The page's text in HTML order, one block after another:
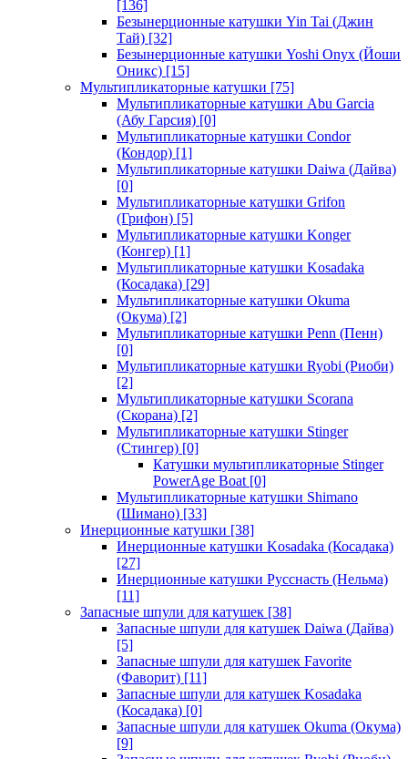
[136]
Безынерционные катушки Yin Tai (Джин
Тай) [32]
Безынерционные катушки Yoshi Onyx (Йоши
Оникс) [15]
Мультипликаторные катушки [75]
Мультипликаторные катушки Abu Garcia
(Абу Гарсия) [0]
Мультипликаторные катушки Condor
(Кондор) [1]
Мультипликаторные катушки Daiwa (Дайва)
[0]
Мультипликаторные катушки Grifon
(Грифон) [5]
Мультипликаторные катушки Konger
(Конгер) [1]
Мультипликаторные катушки Kosadaka
(Косадака) [29]
Мультипликаторные катушки Okuma
(Окума) [2]
Мультипликаторные катушки Penn (Пенн)
[0]
Мультипликаторные катушки Ryobi (Риоби)
[2]
Мультипликаторные катушки Scorana
(Скорана) [2]
Мультипликаторные катушки Stinger
(Стингер) [0]
Катушки мультипликаторные Stinger
PowerAge Boat [0]
Мультипликаторные катушки Shimano
(Шимано) [33]
Инерционные катушки [38]
Инерционные катушки Kosadaka (Косадака)
[27]
Инерционные катушки Русснасть (Нельма)
[11]
Запасные шпули для катушек [38]
Запасные шпули для катушек Daiwa (Дайва)
[5]
Запасные шпули для катушек Favorite
(Фаворит) [11]
Запасные шпули для катушек Kosadaka
(Косадака) [0]
Запасные шпули для катушек Okuma (Окума)
[9]